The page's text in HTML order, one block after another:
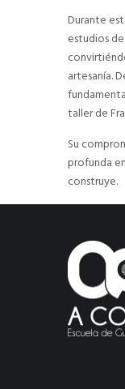
Durante
estudios
artesanía.
taller de
Su
profunda
construye.